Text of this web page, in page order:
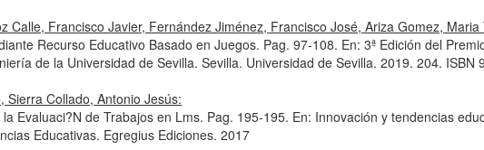
Calle, Francisco Javier, Fernández Jiménez, Francisco José, Ariza Gomez, Maria
Recurso Educativo Basado en Juegos. Pag. 97-108. En: 3ª Edición del
de la Universidad de Sevilla. Sevilla. Universidad de Sevilla. 2019. 204. ISBN
Sierra Collado, Antonio Jesús:
Evaluaci?N de Trabajos en Lms. Pag. 195-195. En: Innovación y tendencias
Educativas. Egregius Ediciones. 2017